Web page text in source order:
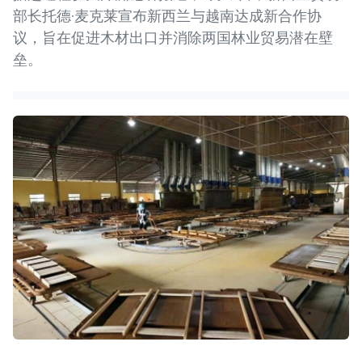
部长托德·麦克莱宣布新西兰与越南达成新合作协
议，旨在促进木材出口并消除两国林业贸易潜在壁
垒。